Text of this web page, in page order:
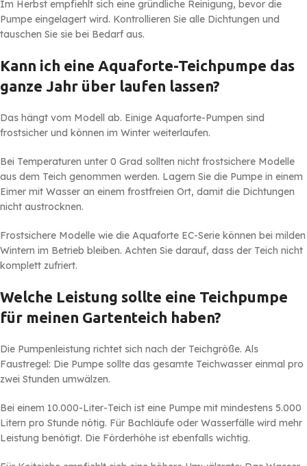
Im Herbst empfiehlt sich eine gründliche Reinigung, bevor die
Pumpe eingelagert wird. Kontrollieren Sie alle Dichtungen und
tauschen Sie sie bei Bedarf aus.
Kann ich eine Aquaforte-Teichpumpe das
ganze Jahr über laufen lassen?
Das hängt vom Modell ab. Einige Aquaforte-Pumpen sind
frostsicher und können im Winter weiterlaufen.
Bei Temperaturen unter 0 Grad sollten nicht frostsichere Modelle
aus dem Teich genommen werden. Lagern Sie die Pumpe in einem
Eimer mit Wasser an einem frostfreien Ort, damit die Dichtungen
nicht austrocknen.
Frostsichere Modelle wie die Aquaforte EC-Serie können bei milden
Wintern im Betrieb bleiben. Achten Sie darauf, dass der Teich nicht
komplett zufriert.
Welche Leistung sollte eine Teichpumpe
für meinen Gartenteich haben?
Die Pumpenleistung richtet sich nach der Teichgröße. Als
Faustregel: Die Pumpe sollte das gesamte Teichwasser einmal pro
zwei Stunden umwälzen.
Bei einem 10.000-Liter-Teich ist eine Pumpe mit mindestens 5.000
Litern pro Stunde nötig. Für Bachläufe oder Wasserfälle wird mehr
Leistung benötigt. Die Förderhöhe ist ebenfalls wichtig.